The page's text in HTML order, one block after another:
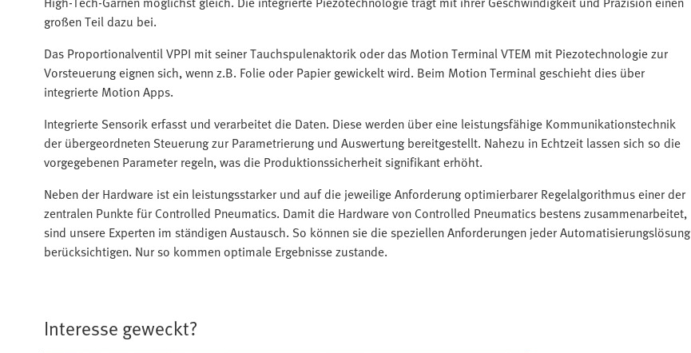
großen Teil dazu bei. ​​
Das Proportionalventil VPPI mit seiner Tauchspulenaktorik oder das Motion Terminal VTEM mit Piezotechnologie zur
Vorsteuerung eignen sich, wenn z.B. Folie oder Papier gewickelt wird. Beim Motion Terminal geschieht dies über
integrierte Motion Apps.
​​Integrierte Sensorik erfasst und verarbeitet die Daten. Diese werden über eine leistungsfähige Kommunikationstechnik
der übergeordneten Steuerung zur Parametrierung und Auswertung bereitgestellt. Nahezu in Echtzeit lassen sich so die
vorgegebenen Parameter regeln, was die Produktionssicherheit signifikant erhöht.
​​Neben der Hardware ist ein leistungsstarker und auf die jeweilige Anforderung optimierbarer Regelalgorithmus einer der
zentralen Punkte für Controlled Pneumatics. Damit die Hardware von Controlled Pneumatics bestens zusammenarbeitet,
sind unsere Experten im ständigen Austausch. So können sie die speziellen Anforderungen jeder Automatisierungslösung
berücksichtigen. Nur so kommen optimale Ergebnisse zustande.​
Interesse geweckt?